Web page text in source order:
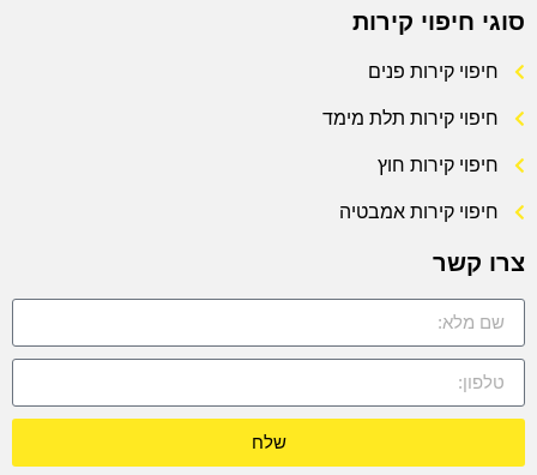
סוגי חיפוי קירות
חיפוי קירות פנים
חיפוי קירות תלת מימד
חיפוי קירות חוץ
חיפוי קירות אמבטיה
צרו קשר
שלח